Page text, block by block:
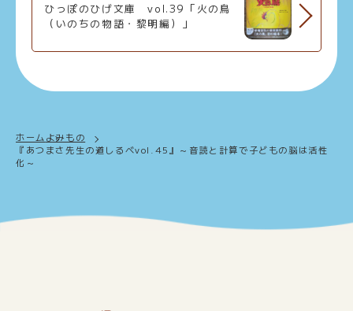
ひっぽのひげ文庫 vol.39「火の鳥
（いのちの物語・黎明編）」
ホーム よみもの
『あつまさ先生の道しるべvol.45』～音読と計算で子どもの脳は活性
化～